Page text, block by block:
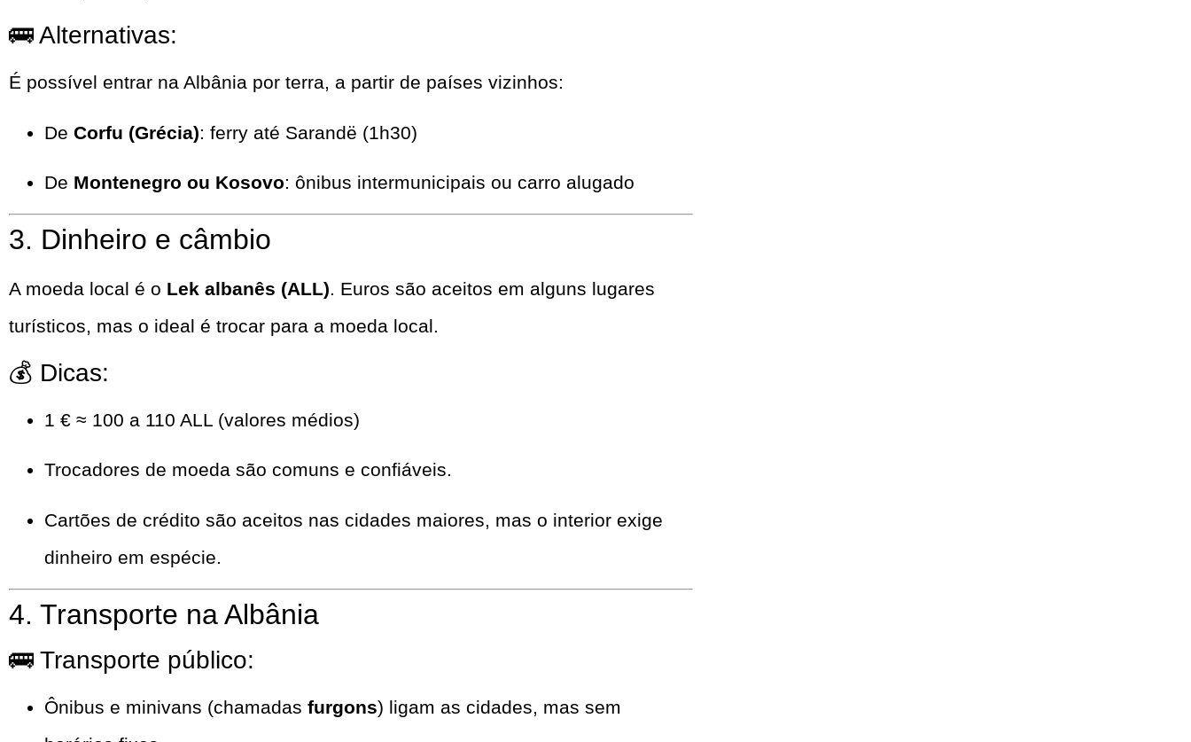
🚌 Alternativas:
É possível entrar na Albânia por terra, a partir de países vizinhos:
De Corfu (Grécia): ferry até Sarandë (1h30)
De Montenegro ou Kosovo: ônibus intermunicipais ou carro alugado
3. Dinheiro e câmbio
A moeda local é o Lek albanês (ALL). Euros são aceitos em alguns lugares
turísticos, mas o ideal é trocar para a moeda local.
💰 Dicas:
1 € ≈ 100 a 110 ALL (valores médios)
Trocadores de moeda são comuns e confiáveis.
Cartões de crédito são aceitos nas cidades maiores, mas o interior exige
dinheiro em espécie.
4. Transporte na Albânia
🚌 Transporte público:
Ônibus e minivans (chamadas furgons) ligam as cidades, mas sem